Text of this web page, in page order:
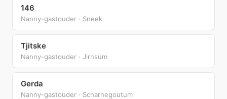
146
Nanny-gastouder · Sneek
Tjitske
Nanny-gastouder · Jirnsum
Gerda
Nanny-gastouder · Scharnegoutum